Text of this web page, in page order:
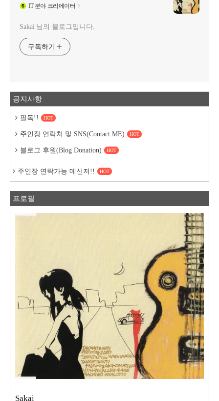
IT분야 크리에이터
Sakai 님의 블로그입니다.
구독하기
공지사항
필독!! HOT
주인장 연락처 및 SNS(Contact ME) HOT
블로그 후원(Blog Donation) HOT
주인장 연락가능 메신저!! HOT
프로필
Sakai